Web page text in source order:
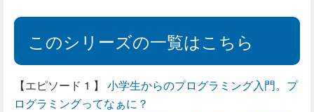
このシリーズの一覧はこちら
小学生からのプログラミング入門。プ
ログラミングってなぁに？